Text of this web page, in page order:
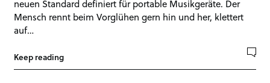
neuen Standard definiert für portable Musikgeräte. Der
Mensch rennt beim Vorglühen gern hin und her, klettert
auf…
Keep reading